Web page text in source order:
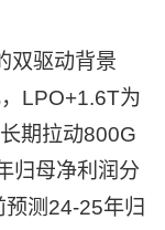
双驱动背景
LPO+1.6T为
期拉动800G
归母净利润分
测24-25年归